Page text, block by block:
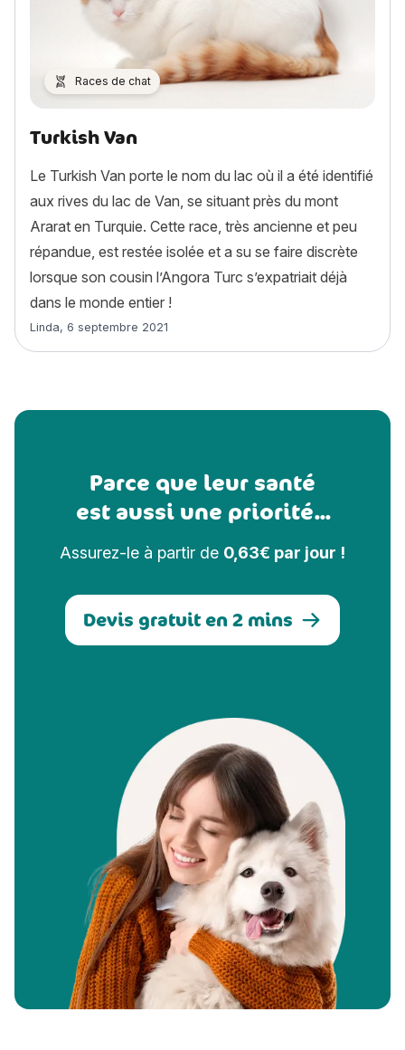
Races de chat
Turkish Van
Le Turkish Van porte le nom du lac où il a été identifié
aux rives du lac de Van, se situant près du mont
Ararat en Turquie. Cette race, très ancienne et peu
répandue, est restée isolée et a su se faire discrète
lorsque son cousin l’Angora Turc s’expatriait déjà
dans le monde entier !
Article rédigé par
Linda, 6 septembre 2021
Parce que leur santé
est aussi une priorité...
Assurez-le à partir de 0,63€ par jour !
Devis gratuit en 2 mins